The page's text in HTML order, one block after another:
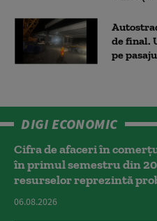
de final.
pe
DIGI ECONOMIC
Cifra de afaceri în
în primul semestru din
resurselor reprezintă
06.08.2026